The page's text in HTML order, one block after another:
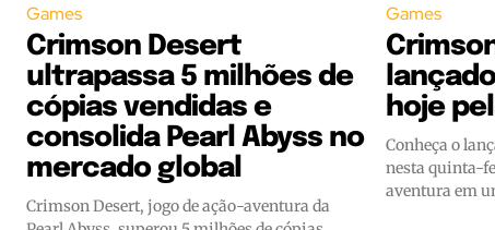
Games
Crimson Desert
ultrapassa 5 milhões de
cópias vendidas e
consolida Pearl Abyss no
mercado global
Crimson Desert, jogo de ação-aventura da
Games
hoje
Conheça o
nesta quinta-
aventura em